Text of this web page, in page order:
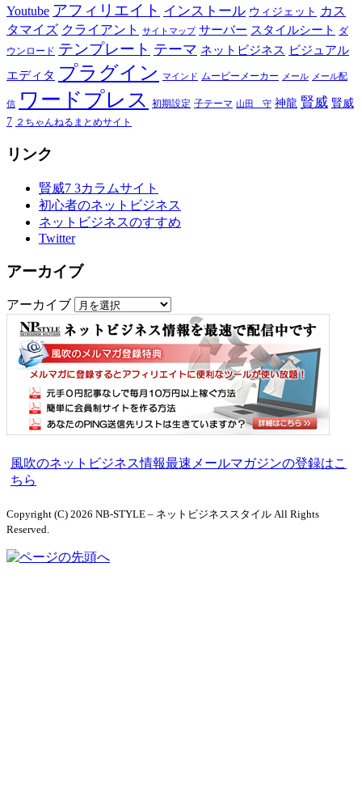
Youtube アフィリエイト インストール ウィジェット カス
タマイズ クライアント サイトマップ サーバー スタイルシート ダ
ウンロード テンプレート テーマ ネットビジネス ビジュアル
エディタ プラグイン マインド ムービーメーカー メール メール配
信 ワードプレス 初期設定 子テーマ 山田 守 神龍 賢威 賢威
7 ２ちゃんねるまとめサイト
リンク
賢威7 3カラムサイト
初心者のネットビジネス
ネットビジネスのすすめ
Twitter
アーカイブ
アーカイブ
風吹のネットビジネス情報最速メールマガジンの登録はこ
ちら
Copyright (C) 2026 NB-STYLE – ネットビジネススタイル All Rights
Reserved.